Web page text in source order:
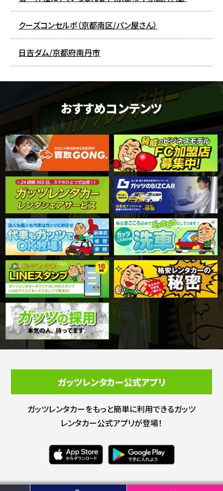
クーズコンセルボ（京都南区/パン屋さん）
日吉ダム/京都府南丹市
おすすめコンテンツ
ガッツレンタカー公式アプリ
ガッツレンタカーをもっと簡単に利用できるガッツ
レンタカー公式アプリが登場！